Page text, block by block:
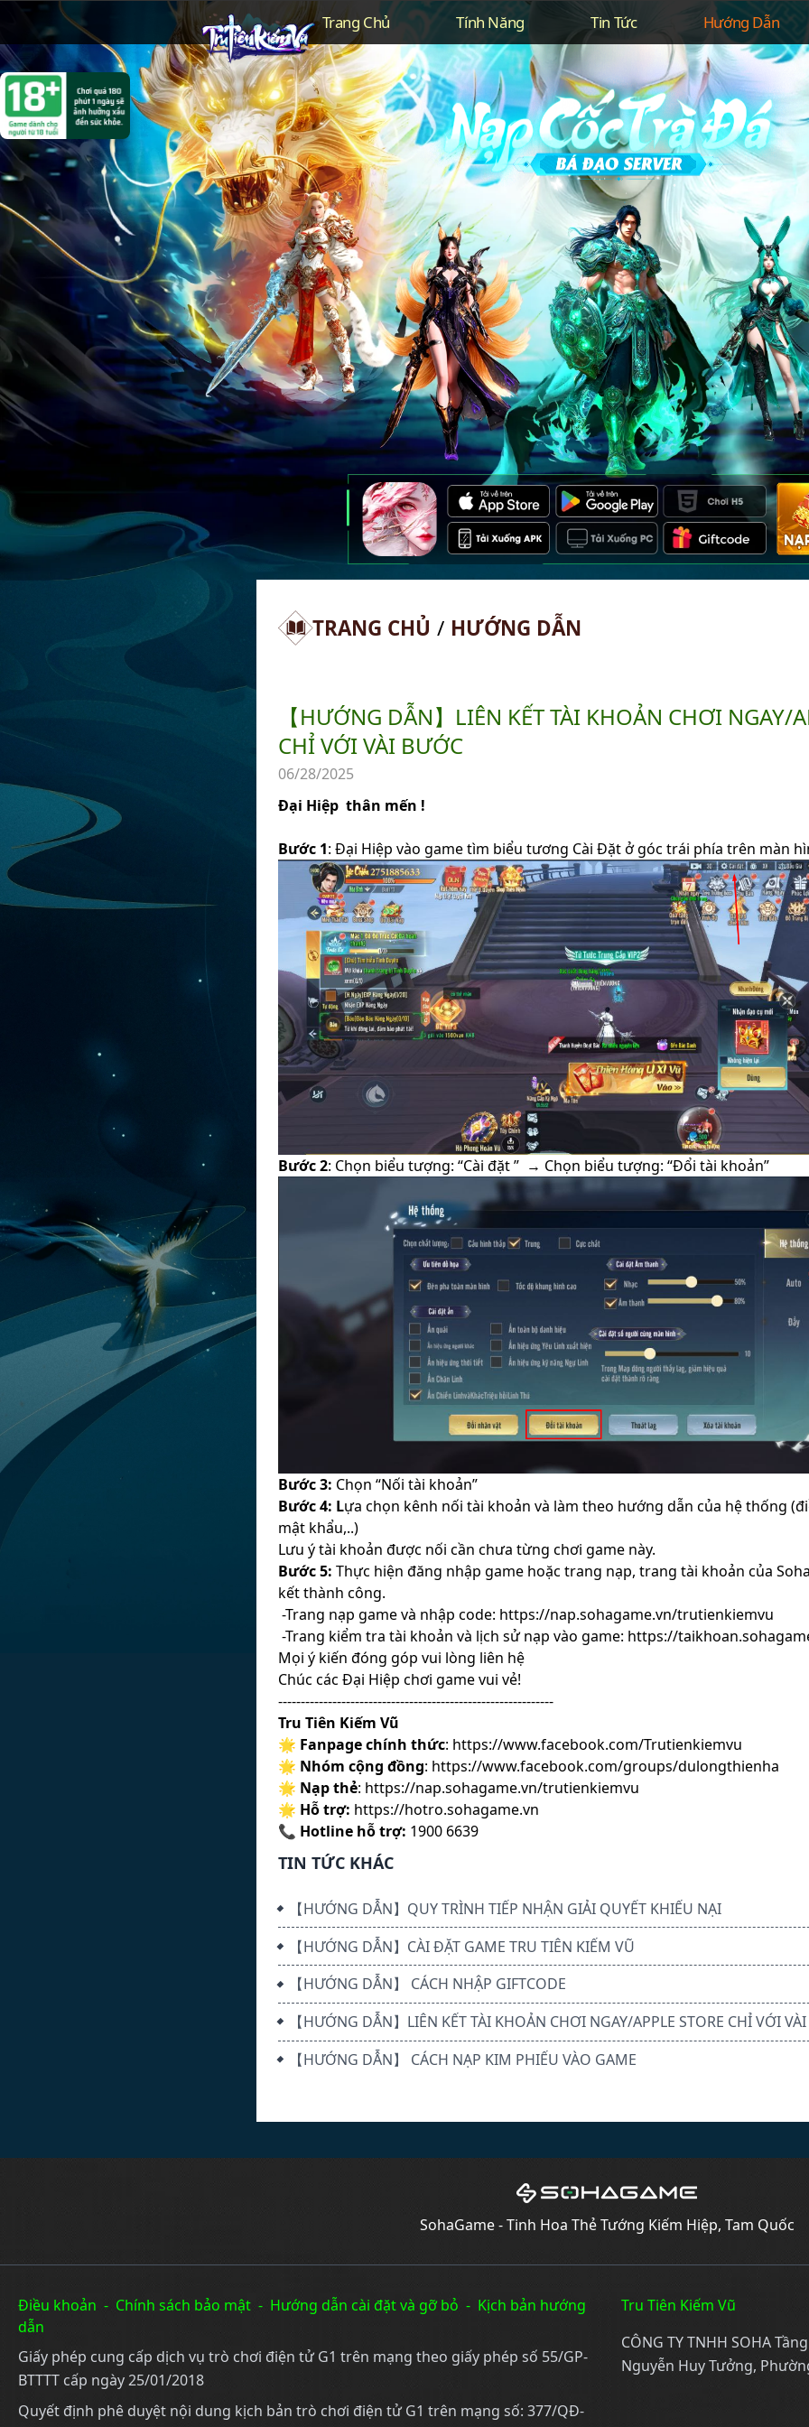
Trang Chủ Tính Năng Tin Tức Hướng Dẫn
TRANG CHỦ / HƯỚNG DẪN
【HƯỚNG DẪN】LIÊN KẾT TÀI KHOẢN CHƠI NGAY/
CHỈ VỚI VÀI BƯỚC
06/28/2025
Đại Hiệp thân mến !
Bước 1: Đại Hiệp vào game tìm biểu tương Cài Đặt ở góc trái phía trên màn
Bước 2: Chọn biểu tượng: “Cài đặt ” → Chọn biểu tượng: “Đổi tài khoản”
Bước 3: Chọn “Nối tài khoản”
Bước 4: Lựa chọn kênh nối tài khoản và làm theo hướng dẫn của hệ thống
mật khẩu,..)
Lưu ý tài khoản được nối cần chưa từng chơi game này.
Bước 5: Thực hiện đăng nhập game hoặc trang nạp, trang tài khoản của
kết thành công.
-Trang nạp game và nhập code: https://nap.sohagame.vn/trutienkiemvu
-Trang kiểm tra tài khoản và lịch sử nạp vào game: https://
Mọi ý kiến đóng góp vui lòng liên hệ
Chúc các Đại Hiệp chơi game vui vẻ!
-------------------------------------------------------------
Tru Tiên Kiếm Vũ
🌟 Fanpage chính thức: https://www.facebook.com/Trutienkiemvu
🌟 Nhóm cộng đồng: https://www.facebook.com/groups/dulongthienha
🌟 Nạp thẻ: https://nap.sohagame.vn/trutienkiemvu
🌟 Hỗ trợ: https://hotro.sohagame.vn
📞 Hotline hỗ trợ: 1900 6639
TIN TỨC KHÁC
【HƯỚNG DẪN】QUY TRÌNH TIẾP NHẬN GIẢI QUYẾT KHIẾU NẠI
【HƯỚNG DẪN】CÀI ĐẶT GAME TRU TIÊN KIẾM VŨ
【HƯỚNG DẪN】 CÁCH NHẬP GIFTCODE
【HƯỚNG DẪN】LIÊN KẾT TÀI KHOẢN CHƠI NGAY/APPLE STORE CHỈ VỚI
【HƯỚNG DẪN】 CÁCH NẠP KIM PHIẾU VÀO GAME
SohaGame - Tinh Hoa Thẻ Tướng Kiếm Hiệp, Tam Quốc
Điều khoản - Chính sách bảo mật - Hướng dẫn cài đặt và gỡ bỏ - Kịch bản hướng
dẫn
Giấy phép cung cấp dịch vụ trò chơi điện tử G1 trên mạng theo giấy phép số 55/GP-
BTTTT cấp ngày 25/01/2018
Quyết định phê duyệt nội dung kịch bản trò chơi điện tử G1 trên mạng số: 377/QĐ-
Tru Tiên Kiếm Vũ
CÔNG TY TNHH SOHA
Nguyễn Huy Tưởng,